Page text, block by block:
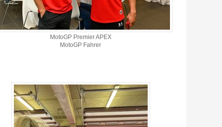
MotoGP Premier APEX
MotoGP Fahrer